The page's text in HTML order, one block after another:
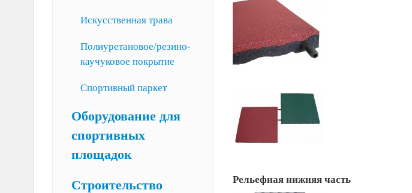
Искусственная трава
Полиуретановое/резино-
каучуковое покрытие
Спортивный паркет
Оборудование для
спортивных
площадок
Строительство
Рельефная нижняя часть